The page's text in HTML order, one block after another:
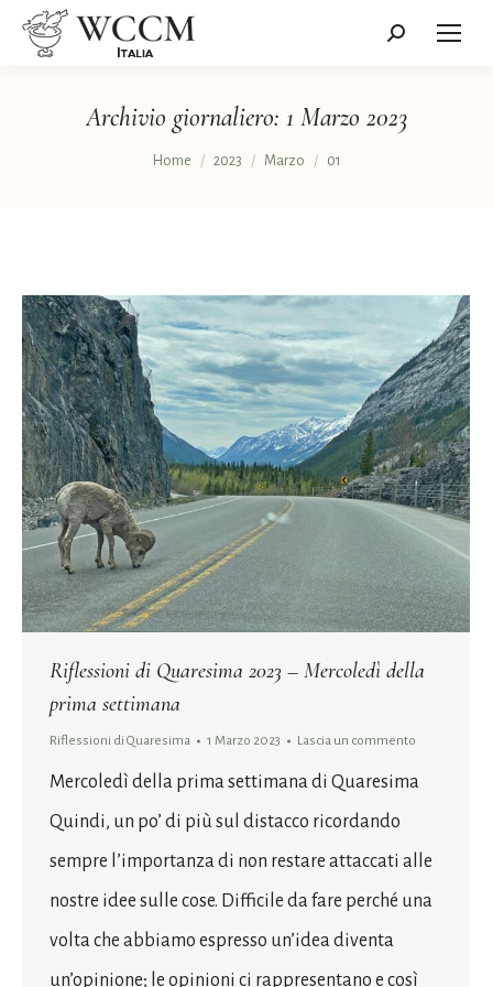
Cerca:
Archivio giornaliero: 1 Marzo 2023
Tu sei qui:
Home 2023 Marzo 01
Riflessioni di Quaresima 2023 – Mercoledì della
prima settimana
Riflessioni di Quaresima 1 Marzo 2023 Lascia un commento
Mercoledì della prima settimana di Quaresima
Quindi, un po’ di più sul distacco ricordando
sempre l’importanza di non restare attaccati alle
nostre idee sulle cose. Difficile da fare perché una
volta che abbiamo espresso un’idea diventa
un’opinione; le opinioni ci rappresentano e così